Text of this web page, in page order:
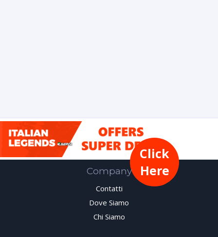
Click
Here
Company
Contatti
Dove Siamo
Chi Siamo